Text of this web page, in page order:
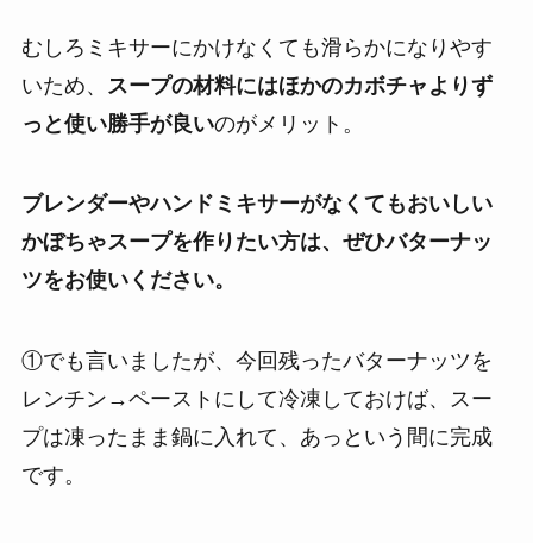
むしろミキサーにかけなくても滑らかになりやす
いため、
スープの材料にはほかのカボチャよりず
っと使い勝手が良いのがメリット。
ブレンダーやハンドミキサーがなくてもおいしい
かぼちゃスープを作りたい方は、ぜひバターナッ
ツをお使いください。
①でも言いましたが、今回残ったバターナッツを
レンチン→ペーストにして冷凍しておけば、スー
プは凍ったまま鍋に入れて、あっという間に完成
です。